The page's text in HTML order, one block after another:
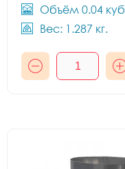
Объём 0.04
Вес: 1.287 кг.